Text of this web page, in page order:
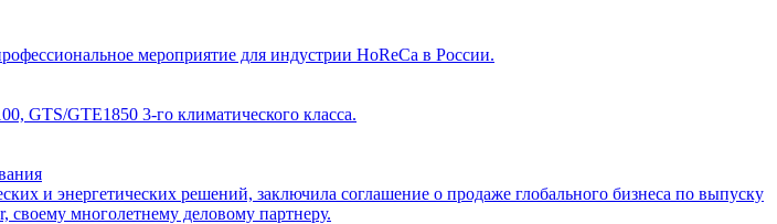
мероприятие для индустрии HoReCa в России.
GTS/GTE1850 3-го климатического класса.
и энергетических решений, заключила соглашение о продаже глобального бизнеса по выпуску
своему многолетнему деловому партнеру.